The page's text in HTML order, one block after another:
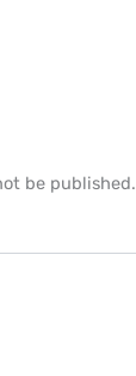
be published.